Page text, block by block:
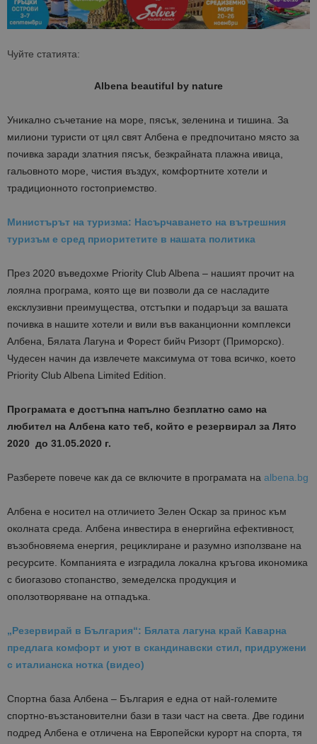
Чуйте статията:
Albena beautiful by nature
Уникално съчетание на море, пясък, зеленина и тишина. За
милиони туристи от цял свят Албена е предпочитано място за
почивка заради златния пясък, безкрайната плажна ивица,
гальовното море, чистия въздух, комфортните хотели и
традиционното гостоприемство.
Министърът на туризма: Насърчаването на вътрешния
туризъм е сред приоритетите в нашата политика
През 2020 въведохме Priority Club Albena – нашият прочит на
лоялна програма, която ще ви позволи да се насладите
ексклузивни преимущества, отстъпки и подаръци за вашата
почивка в нашите хотели и вили във ваканционни комплекси
Албена, Бялата Лагуна и Форест бийч Ризорт (Приморско).
Чудесен начин да извлечете максимума от това всичко, което
Priority Club Albena Limited Edition.
Програмата е достъпна напълно безплатно само на
любител на Албена като теб, който е резервирал за Лято
2020 до 31.05.2020 г.
Разберете повече как да се включите в програмата на albena.bg
Албена е носител на отличието Зелен Оскар за принос към
околната среда. Албена инвестира в енергийна ефективност,
възобновяема енергия, рециклиране и разумно използване на
ресурсите. Компанията е изградила локална кръгова икономика
с биогазово стопанство, земеделска продукция и
оползотворяване на отпадъка.
„Резервирай в България“: Бялата лагуна край Каварна
предлага комфорт и уют в скандинавски стил, придружени
с италианска нотка (видео)
Спортна база Албена – България е една от най-големите
спортно-възстановителни бази в тази част на света. Две години
подред Албена е отличена на Европейски курорт на спорта, тя